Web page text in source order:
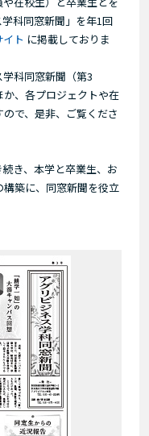
科同窓新聞」を年1回
ト に掲載しておりま
科同窓新聞（第3
、各プロジェクトや在
で、是非、ご覧くださ
き、本学と卒業生、お
築に、同窓新聞を役立